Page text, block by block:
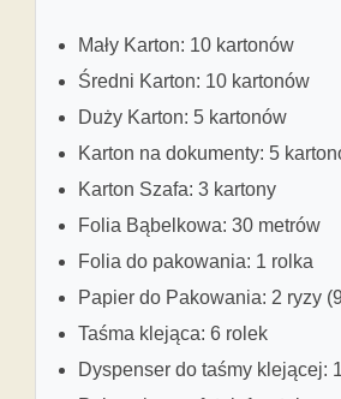
Mały Karton: 10 kartonów
Średni Karton: 10 kartonów
Duży Karton: 5 kartonów
Karton na dokumenty: 5
Karton Szafa: 3 kartony
Folia Bąbelkowa: 30 metrów
Folia do pakowania: 1 rolka
Papier do Pakowania: 2 ryzy
Taśma klejąca: 6 rolek
Dyspenser do taśmy klejącej: